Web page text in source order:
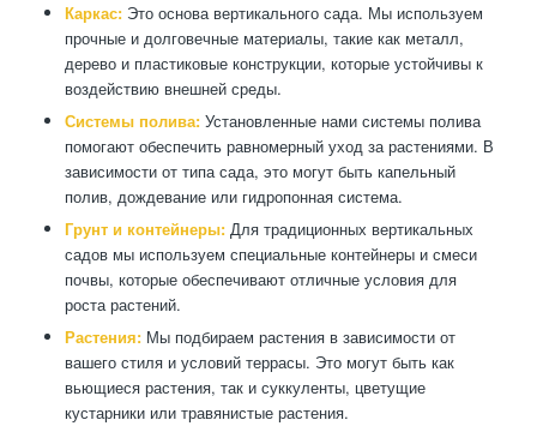
Каркас:Это основа вертикального сада. Мы используем
прочные и долговечные материалы, такие как металл,
дерево и пластиковые конструкции, которые устойчивы к
воздействию внешней среды.
Системы полива:Установленные нами системы полива
помогают обеспечить равномерный уход за растениями. В
зависимости от типа сада, это могут быть капельный
полив, дождевание или гидропонная система.
Грунт и контейнеры:Для традиционных вертикальных
садов мы используем специальные контейнеры и смеси
почвы, которые обеспечивают отличные условия для
роста растений.
Растения:Мы подбираем растения в зависимости от
вашего стиля и условий террасы. Это могут быть как
вьющиеся растения, так и суккуленты, цветущие
кустарники или травянистые растения.